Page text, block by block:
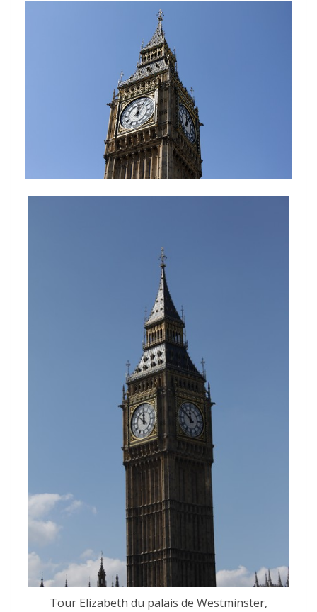
Tour Elizabeth du palais de Westminster,